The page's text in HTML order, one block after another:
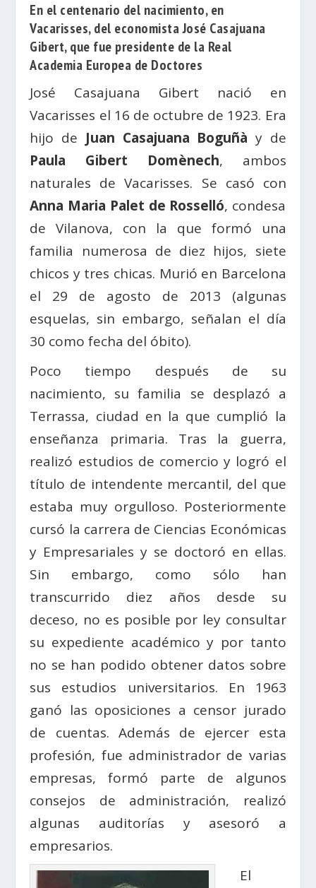
En el centenario del nacimiento, en
Vacarisses, del economista José Casajuana
Gibert, que fue presidente de la Real
Academia Europea de Doctores
José Casajuana Gibert nació en
Vacarisses el 16 de octubre de 1923. Era
hijo de Juan Casajuana Boguñà y de
Paula Gibert Domènech, ambos
naturales de Vacarisses. Se casó con
Anna Maria Palet de Rosselló, condesa
de Vilanova, con la que formó una
familia numerosa de diez hijos, siete
chicos y tres chicas. Murió en Barcelona
el 29 de agosto de 2013 (algunas
esquelas, sin embargo, señalan el día
30 como fecha del óbito).
Poco tiempo después de su
nacimiento, su familia se desplazó a
Terrassa, ciudad en la que cumplió la
enseñanza primaria. Tras la guerra,
realizó estudios de comercio y logró el
título de intendente mercantil, del que
estaba muy orgulloso. Posteriormente
cursó la carrera de Ciencias Económicas
y Empresariales y se doctoró en ellas.
Sin embargo, como sólo han
transcurrido diez años desde su
deceso, no es posible por ley consultar
su expediente académico y por tanto
no se han podido obtener datos sobre
sus estudios universitarios. En 1963
ganó las oposiciones a censor jurado
de cuentas. Además de ejercer esta
profesión, fue administrador de varias
empresas, formó parte de algunos
consejos de administración, realizó
algunas auditorías y asesoró a
empresarios.
El